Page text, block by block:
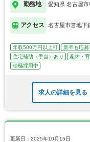
勤務地 愛知県 名古屋市
アクセス 名古屋市営地下
年収500万円以上可 新卒も応募
住宅補助（手当）あり
産休・
積極採用中
求人の詳細を見る
更新日：2025年10月15日